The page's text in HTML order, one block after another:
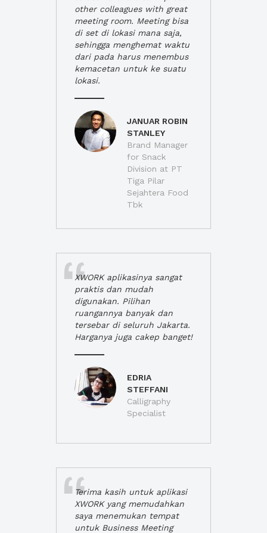
other colleagues with great
meeting room. Meeting bisa
di set di lokasi mana saja,
sehingga menghemat waktu
dari pada harus menembus
kemacetan untuk ke suatu
lokasi.
JANUAR ROBIN
STANLEY
Brand Manager
for Snack
Division at PT
Tiga Pilar
Sejahtera Food
Tbk
XWORK aplikasinya sangat
praktis dan mudah
digunakan. Pilihan
ruangannya banyak dan
tersebar di seluruh Jakarta.
Harganya juga cakep banget!
EDRIA
STEFFANI
Calligraphy
Specialist
Terima kasih untuk aplikasi
XWORK yang memudahkan
saya menemukan tempat
untuk Business Meeting